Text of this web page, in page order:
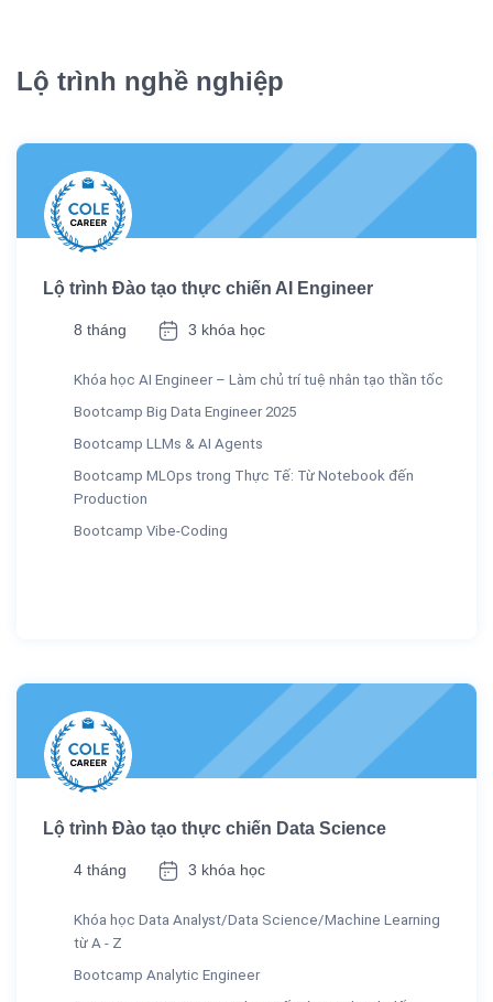
Lộ trình nghề nghiệp
Lộ trình Đào tạo thực chiến AI Engineer
8 tháng 3 khóa học
Khóa học AI Engineer – Làm chủ trí tuệ nhân tạo thần tốc
Bootcamp Big Data Engineer 2025
Bootcamp LLMs & AI Agents
Bootcamp MLOps trong Thực Tế: Từ Notebook đến
Production
Bootcamp Vibe-Coding
Lộ trình Đào tạo thực chiến Data Science
4 tháng 3 khóa học
Khóa học Data Analyst/Data Science/Machine Learning
từ A - Z
Bootcamp Analytic Engineer